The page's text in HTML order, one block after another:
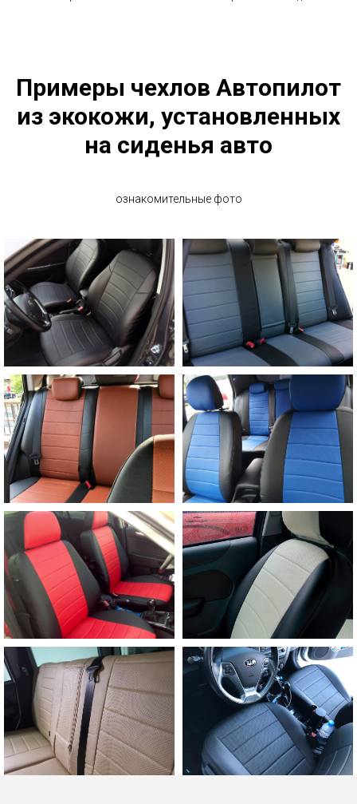
Примеры чехлов Автопилот
из экокожи, установленных
на сиденья авто
ознакомительные фото